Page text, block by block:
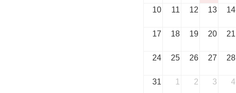
10 11 12 13 14
17 18 19 20 21
24 25 26 27 28
31 1 2 3 4